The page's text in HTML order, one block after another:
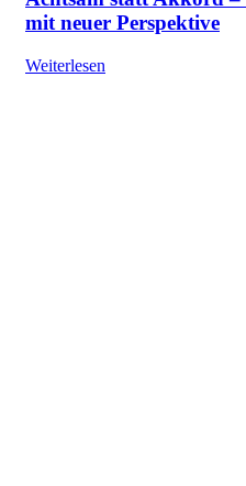
mit neuer Perspektive
Weiterlesen